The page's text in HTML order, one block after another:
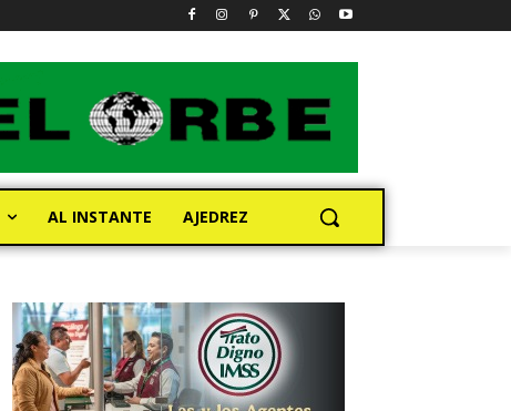
AL INSTANTE AJEDREZ